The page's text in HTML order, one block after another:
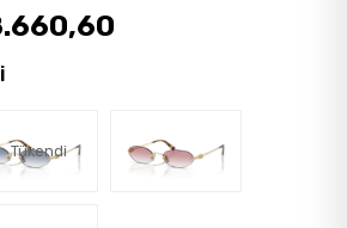
Tükendi